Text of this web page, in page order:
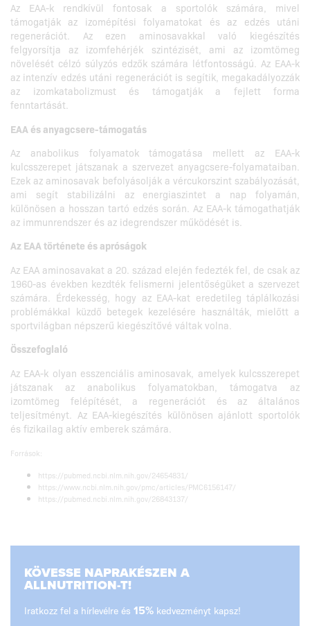
Az EAA-k rendkívül fontosak a sportolók számára, mivel
támogatják az izomépítési folyamatokat és az edzés utáni
regenerációt. Az ezen aminosavakkal való kiegészítés
felgyorsítja az izomfehérjék szintézisét, ami az izomtömeg
növelését célzó súlyzós edzők számára létfontosságú. Az EAA-k
az intenzív edzés utáni regenerációt is segítik, megakadályozzák
az izomkatabolizmust és támogatják a fejlett forma
fenntartását.
EAA és anyagcsere-támogatás
Az anabolikus folyamatok támogatása mellett az EAA-k
kulcsszerepet játszanak a szervezet anyagcsere-folyamataiban.
Ezek az aminosavak befolyásolják a vércukorszint szabályozását,
ami segít stabilizálni az energiaszintet a nap folyamán,
különösen a hosszan tartó edzés során. Az EAA-k támogathatják
az immunrendszer és az idegrendszer működését is.
Az EAA története és apróságok
Az EAA aminosavakat a 20. század elején fedezték fel, de csak az
1960-as években kezdték felismerni jelentőségüket a szervezet
számára. Érdekesség, hogy az EAA-kat eredetileg táplálkozási
problémákkal küzdő betegek kezelésére használták, mielőtt a
sportvilágban népszerű kiegészítővé váltak volna.
Összefoglaló
Az EAA-k olyan esszenciális aminosavak, amelyek kulcsszerepet
játszanak az anabolikus folyamatokban, támogatva az
izomtömeg felépítését, a regenerációt és az általános
teljesítményt. Az EAA-kiegészítés különösen ajánlott sportolók
és fizikailag aktív emberek számára.
Források:
https://pubmed.ncbi.nlm.nih.gov/24654831/
https://www.ncbi.nlm.nih.gov/pmc/articles/PMC6156147/
https://pubmed.ncbi.nlm.nih.gov/26843137/
KÖVESSE NAPRAKÉSZEN A
ALLNUTRITION-T!
Iratkozz fel a hírlevélre és 15% kedvezményt kapsz!